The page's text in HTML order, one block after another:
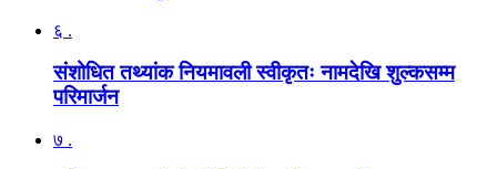
६ .
संशोधित तथ्यांक नियमावली स्वीकृतः नामदेखि शुल्कसम्म
परिमार्जन
७ .